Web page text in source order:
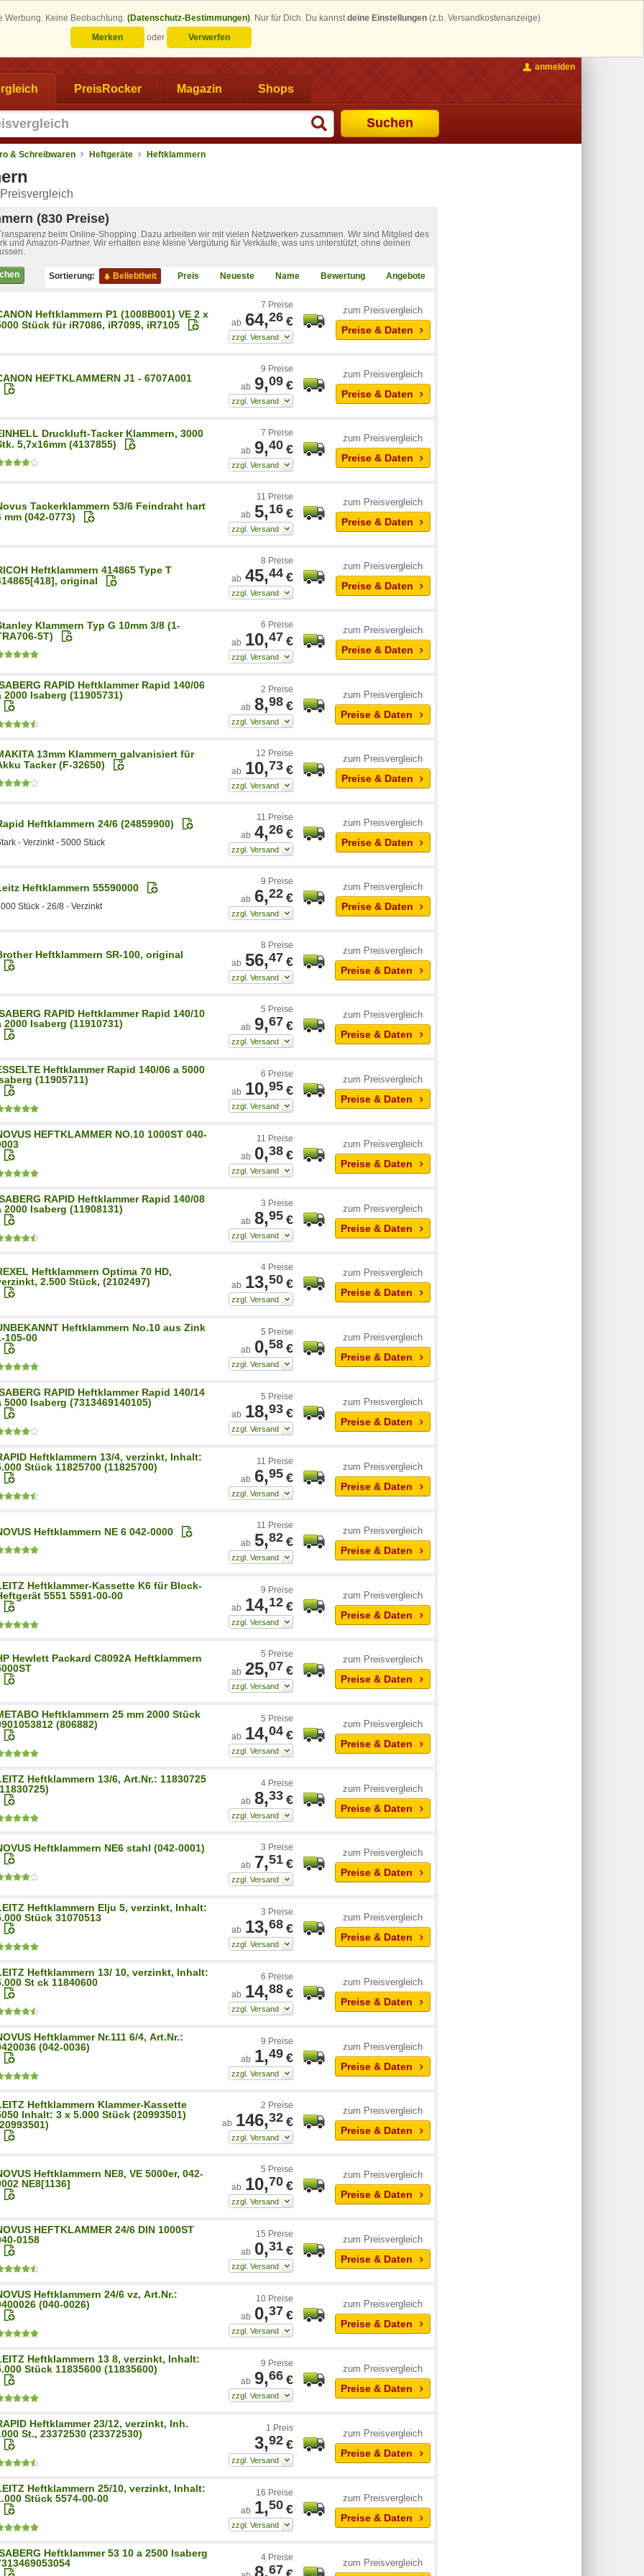
Werbung. Keine Beobachtung. (Datenschutz-Bestimmungen). Nur für Dich. Du kannstdeine Einstellungen (z.b. Versandkostenanzeige)
Merken
oder Verwerfen
PreisRocker Magazin Shops
Suchen
anmelden
& Schreibwaren Heftgeräte Heftklammern
(830 Preise)
beim Online-Shopping. Dazu arbeiten wir mit vielen Netzwerken zusammen. Wir sind Mitglied des
und Amazon-Partner. Wir erhalten eine kleine Vergütung für Verkäufe, was uns unterstützt, ohne deinen
Sortierung: Beliebtheit Preis Neueste Name Bewertung Angebote
Heftklammern P1 (1008B001) VE 2 x
Stück für iR7086, iR7095, iR7105
7 Preise
ab 64,26 €
zum Preisvergleich
Preise & Daten
HEFTKLAMMERN J1 - 6707A001
9 Preise
ab 9,09 €
zum Preisvergleich
Preise & Daten
Druckluft-Tacker Klammern, 3000
5,7x16mm (4137855)
7 Preise
ab 9,40 €
zum Preisvergleich
Preise & Daten
Tackerklammern 53/6 Feindraht hart
mm (042-0773)
11 Preise
ab 5,16 €
zum Preisvergleich
Preise & Daten
Heftklammern 414865 Type T
original
8 Preise
ab 45,44 €
zum Preisvergleich
Preise & Daten
Klammern Typ G 10mm 3/8 (1-
5T)
6 Preise
ab 10,47 €
zum Preisvergleich
Preise & Daten
RAPID Heftklammer Rapid 140/06
2000 Isaberg (11905731)
2 Preise
ab 8,98 €
zum Preisvergleich
Preise & Daten
13mm Klammern galvanisiert für
Tacker (F-32650)
12 Preise
ab 10,73 €
zum Preisvergleich
Preise & Daten
Heftklammern 24/6 (24859900)
- Verzinkt - 5000 Stück
11 Preise
ab 4,26 €
zum Preisvergleich
Preise & Daten
Heftklammern 55590000
Stück - 26/8 - Verzinkt
9 Preise
ab 6,22 €
zum Preisvergleich
Preise & Daten
Heftklammern SR-100, original
8 Preise
ab 56,47 €
zum Preisvergleich
Preise & Daten
RAPID Heftklammer Rapid 140/10
2000 Isaberg (11910731)
5 Preise
ab 9,67 €
zum Preisvergleich
Preise & Daten
Heftklammer Rapid 140/06 a 5000
(11905711)
6 Preise
ab 10,95 €
zum Preisvergleich
Preise & Daten
HEFTKLAMMER NO.10 1000ST 040-
11 Preise
ab 0,38 €
zum Preisvergleich
Preise & Daten
RAPID Heftklammer Rapid 140/08
2000 Isaberg (11908131)
3 Preise
ab 8,95 €
zum Preisvergleich
Preise & Daten
Heftklammern Optima 70 HD,
2.500 Stück, (2102497)
4 Preise
ab 13,50 €
zum Preisvergleich
Preise & Daten
Heftklammern No.10 aus Zink
105-00
5 Preise
ab 0,58 €
zum Preisvergleich
Preise & Daten
RAPID Heftklammer Rapid 140/14
5000 Isaberg (7313469140105)
5 Preise
ab 18,93 €
zum Preisvergleich
Preise & Daten
Heftklammern 13/4, verzinkt, Inhalt:
Stück 11825700 (11825700)
11 Preise
ab 6,95 €
zum Preisvergleich
Preise & Daten
Heftklammern NE 6 042-0000
11 Preise
ab 5,82 €
zum Preisvergleich
Preise & Daten
Heftklammer-Kassette K6 für Block-
5551 5591-00-00
9 Preise
ab 14,12 €
zum Preisvergleich
Preise & Daten
Hewlett Packard C8092A Heftklammern
5 Preise
ab 25,07 €
zum Preisvergleich
Preise & Daten
Heftklammern 25 mm 2000 Stück
(806882)
5 Preise
ab 14,04 €
zum Preisvergleich
Preise & Daten
Heftklammern 13/6, Art.Nr.: 11830725
4 Preise
ab 8,33 €
zum Preisvergleich
Preise & Daten
Heftklammern NE6 stahl (042-0001)
3 Preise
ab 7,51 €
zum Preisvergleich
Preise & Daten
Heftklammern Elju 5, verzinkt, Inhalt:
Stück 31070513
3 Preise
ab 13,68 €
zum Preisvergleich
Preise & Daten
Heftklammern 13/ 10, verzinkt, Inhalt:
St ck 11840600
6 Preise
ab 14,88 €
zum Preisvergleich
Preise & Daten
Heftklammer Nr.111 6/4, Art.Nr.:
(042-0036)
9 Preise
ab 1,49 €
zum Preisvergleich
Preise & Daten
Heftklammern Klammer-Kassette
Inhalt: 3 x 5.000 Stück (20993501)
2 Preise
ab 146,32 €
zum Preisvergleich
Preise & Daten
Heftklammern NE8, VE 5000er, 042-
NE8[1136]
5 Preise
ab 10,70 €
zum Preisvergleich
Preise & Daten
HEFTKLAMMER 24/6 DIN 1000ST
0158
15 Preise
ab 0,31 €
zum Preisvergleich
Preise & Daten
Heftklammern 24/6 vz, Art.Nr.:
(040-0026)
10 Preise
ab 0,37 €
zum Preisvergleich
Preise & Daten
Heftklammern 13 8, verzinkt, Inhalt:
Stück 11835600 (11835600)
9 Preise
ab 9,66 €
zum Preisvergleich
Preise & Daten
Heftklammer 23/12, verzinkt, Inh.
St., 23372530 (23372530)
1 Preis
3,92 €
zum Preisvergleich
Preise & Daten
Heftklammern 25/10, verzinkt, Inhalt:
Stück 5574-00-00
16 Preise
ab 1,50 €
zum Preisvergleich
Preise & Daten
Heftklammer 53 10 a 2500 Isaberg
4 Preise
8,67 zum Preisvergleich